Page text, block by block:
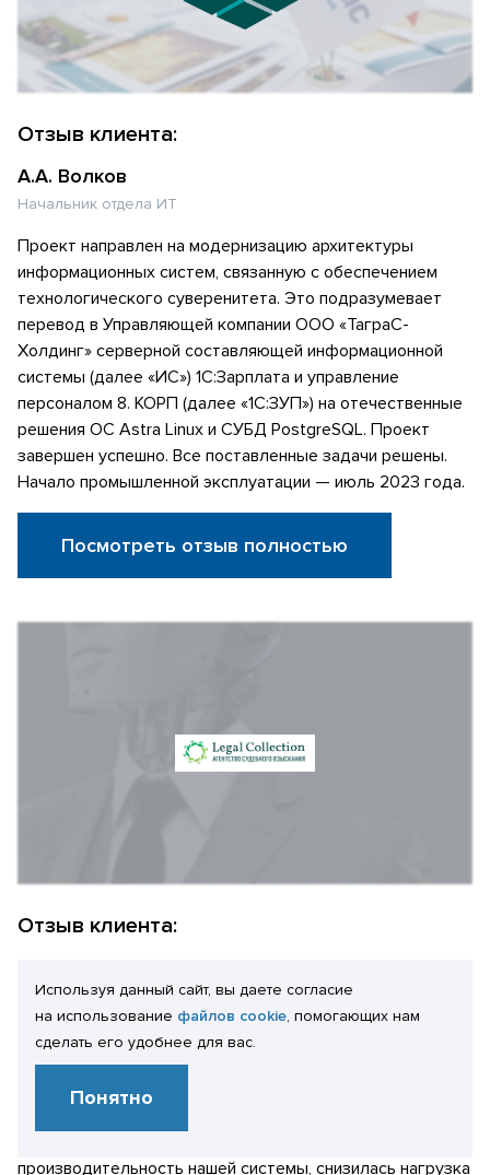
Отзыв клиента:
А.А. Волков
Начальник отдела ИТ
Проект направлен на модернизацию архитектуры
информационных систем, связанную с обеспечением
технологического суверенитета. Это подразумевает
перевод в Управляющей компании ООО «ТаграС-
Холдинг» серверной составляющей информационной
системы (далее «ИС») 1С:Зарплата и управление
персоналом 8. КОРП (далее «1С:ЗУП») на отечественные
решения ОС Astra Linux и СУБД PostgreSQL. Проект
завершен успешно. Все поставленные задачи решены.
Начало промышленной эксплуатации — июль 2023 года.
Посмотреть отзыв полностью
Отзыв клиента:
Генеральный директор
Проведенные работы позволили в сотни раз сократить
количество ошибок конфликтов блокировок, а наше ИТ-
подразделение получило рекомендации по поддержке и
производительность нашей системы, снизилась нагрузка
Используя данный сайт, вы даете согласие
на использование файлов cookie, помогающих нам
сделать его удобнее для вас.
Понятно